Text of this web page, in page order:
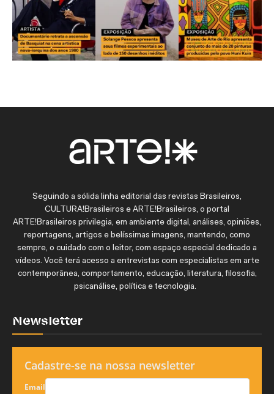
Seguindo a sólida linha editorial das revistas Brasileiros,
CULTURA!Brasileiros e ARTE!Brasileiros, o portal
ARTE!Brasileiros privilegia, em ambiente digital, análises, opiniões,
reportagens, artigos e belíssimas imagens, mantendo, como
sempre, o cuidado com o leitor, com espaço especial dedicado a
vídeos. Você terá acesso a entrevistas com especialistas em arte
contemporânea, comportamento, educação, literatura, filosofia,
psicanálise, política e tecnologia.
Newsletter
Cadastre-se na nossa newsletter
Email